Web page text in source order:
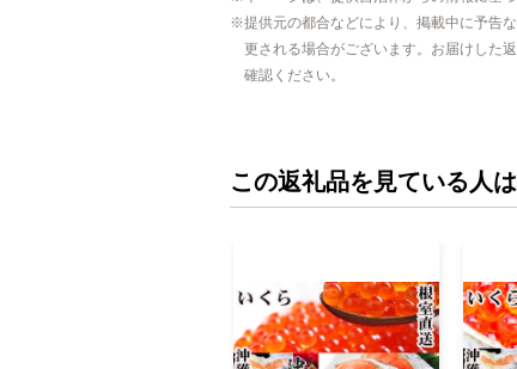
提供元の都合などにより、掲載中に予告
更される場合がございます。お届けした
確認ください。
この返礼品を見ている人